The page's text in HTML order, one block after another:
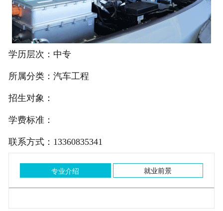
公司简介
主站 |
学历层次：中专
所属分类：汽车工程
招生对象：
学费标准：
联系方式：13360835341
专业介绍 就业前景